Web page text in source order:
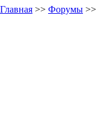
Главная >> Форумы >>